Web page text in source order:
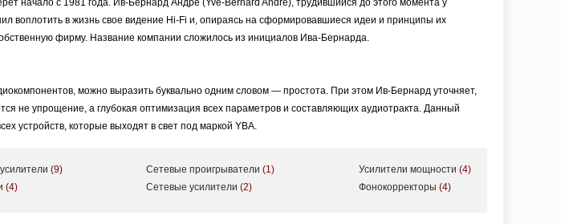
начало с 1981 года. Ив-Бернард Андре (Yve-Bernard Andre), трудившийся до этого момента у
воплотить в жизнь свое видение Hi-Fi и, опираясь на сформировавшиеся идеи и принципы их
фирму. Название компании сложилось из инициалов Ива-Бернарда.
можно выразить буквально одним словом — простота. При этом Ив-Бернард уточняет,
не упрощение, а глубокая оптимизация всех параметров и составляющих аудиотракта. Данный
устройств, которые выходят в свет под маркой YBA.
(9)
(4)
Сетевые проигрыватели(1)
Сетевые усилители(2)
Усилители мощности(4)
Фонокорректоры(4)